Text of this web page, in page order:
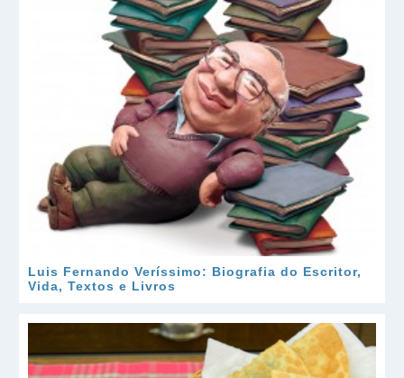
Luis Fernando Veríssimo: Biografia do Escritor,
Vida, Textos e Livros